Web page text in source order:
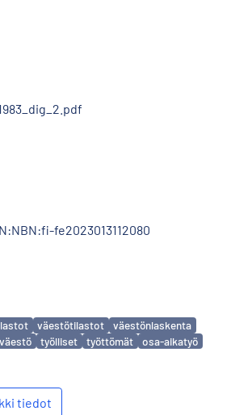
fe2023013112080
väestötilastot
väestönlaskenta
työlliset työttömät osa-aikatyö
tiedot